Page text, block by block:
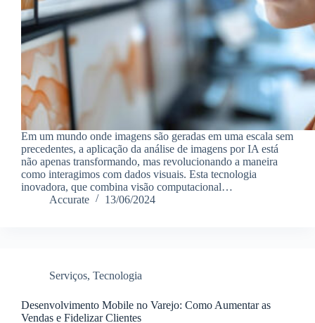
Em um mundo onde imagens são geradas em uma escala sem
precedentes, a aplicação da análise de imagens por IA está
não apenas transformando, mas revolucionando a maneira
como interagimos com dados visuais. Esta tecnologia
inovadora, que combina visão computacional…
Accurate
13/06/2024
Serviços, Tecnologia
Desenvolvimento Mobile no Varejo: Como Aumentar as
Vendas e Fidelizar Clientes